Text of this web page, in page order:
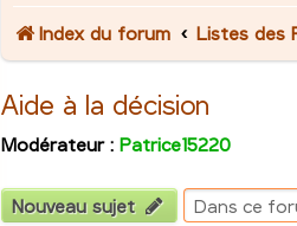
Index du forum Listes des
Aide à la décision
Modérateur : Patrice15220
Nouveau sujet